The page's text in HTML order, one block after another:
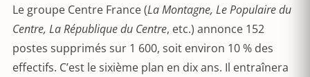
Le groupe Centre France (La Montagne, Le Populaire du
Centre, La République du Centre, etc.) annonce 152
postes supprimés sur 1 600, soit environ 10 % des
effectifs. C’est le sixième plan en dix ans. Il entraînera